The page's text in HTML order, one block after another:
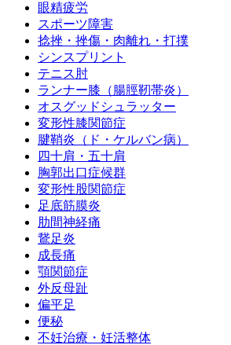
眼精疲労
スポーツ障害
捻挫・挫傷・肉離れ・打撲
シンスプリント
テニス肘
ランナー膝（腸脛靭帯炎）
オスグッドシュラッター
変形性膝関節症
腱鞘炎（ド・ケルバン病）
四十肩・五十肩
胸郭出口症候群
変形性股関節症
足底筋膜炎
肋間神経痛
鵞足炎
成長痛
顎関節症
外反母趾
偏平足
便秘
不妊治療・妊活整体